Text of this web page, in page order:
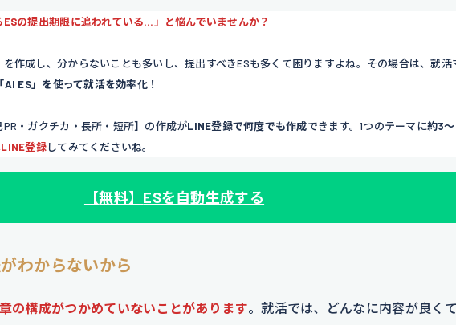
の提出期限に追われている…」と悩んでいませんか？
作成し、分からないことも多いし、提出すべきESも多くて困りますよね。その場合は、就活
ES」を使って就活を効率化！
・ガクチカ・長所・短所】の作成がLINE登録で何度でも作成できます。1つのテーマに約3
登録してみてくださいね。
【無料】 ESを自動生成する
わからないから
の構成がつかめていないことがあります。就活では、どんなに内容が良く